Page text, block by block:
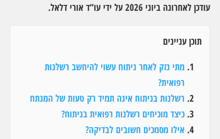
עודכן לאחרונה ביוני 2026 על ידי עו”ד אורי דלאל.
תוכן עניינים
מתי נזק לאחר ניתוח עשוי להיחשב רשלנות
רפואית?
רשלנות בניתוח אינה תמיד רק טעות של המנתח
כיצד מוכיחים רשלנות רפואית בניתוח?
אילו מסמכים חשובים לבדיקה?